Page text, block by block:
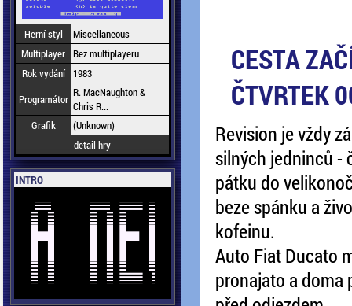
Herní styl
Miscellaneous
Multiplayer Bez multiplayeru
Rok vydání
1983
Programátor R. MacNaughton &
Chris R...
Grafik
(Unknown)
detail hry
INTRO
CESTA
ČTVRTEK
Revision je vždy
silných jedninců -
pátku do
beze spánku a
kofeinu.
Auto Fiat Ducato
pronajato a doma